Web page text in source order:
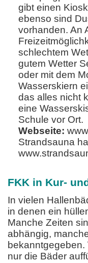
gibt einen
ebenso sind
vorhanden. An
schlechtem
gutem Wetter
oder mit dem
Wasserskiern
das alles nicht
eine
Schule vor Ort.
Webseite:
Strandsauna
FKK in Kur-
In vielen
in denen ein
Manche Zeiten
abhängig,
bekanntgegeben.
nur die Bäder